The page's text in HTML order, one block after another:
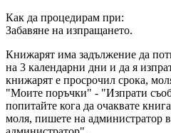
Как да процедирам при:
Забавяне на изпращането.
Книжарят има задължение да
на 3 календарни дни и да я
книжарят е просрочил срока,
"Моите поръчки" - "Изпрати
попитайте кога да очаквате
моля, пишете на администратор